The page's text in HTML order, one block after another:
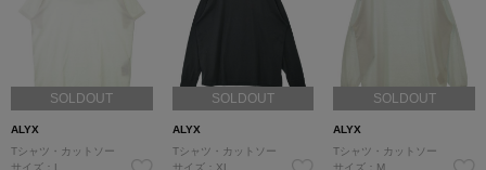
SOLDOUT
ALYX
Tシャツ・カットソー
サイズ：L
SOLDOUT
ALYX
Tシャツ・カットソー
サイズ：XL
SOLDOUT
ALYX
Tシャツ・カットソー
サイズ：M